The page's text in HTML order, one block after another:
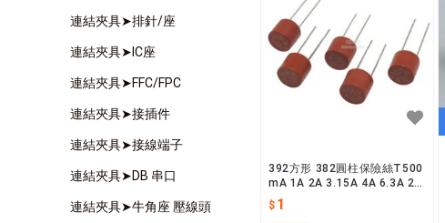
連結夾具➤排針/座
連結夾具➤IC座
連結夾具➤FFC/FPC
連結夾具➤接插件
連結夾具➤接線端子
連結夾具➤DB 串口
連結夾具➤牛角座 壓線頭
392方形 382圓柱保險絲T500
mA 1A 2A 3.15A 4A 6.3A 25
0V電源保險
1